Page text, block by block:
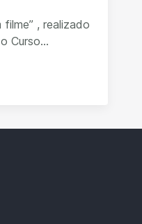
filme” , realizado
Curso...